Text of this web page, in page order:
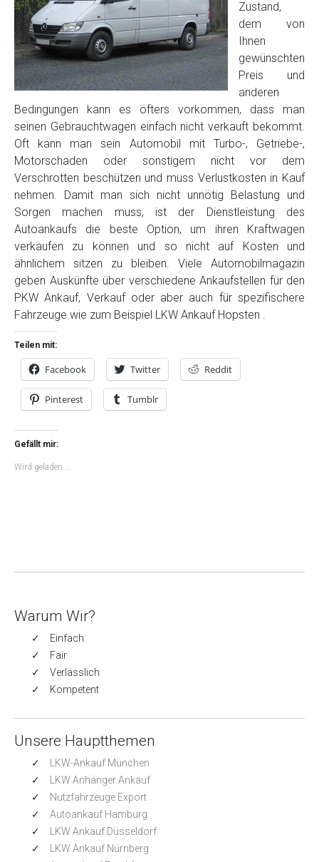
Zustand,
dem von
Ihnen
gewünschten
Preis und
anderen
Bedingungen kann es öfters vorkommen, dass man
seinen Gebrauchtwagen einfach nicht verkauft bekommt.
Oft kann man sein Automobil mit Turbo-, Getriebe-,
Motorschaden oder sonstigem nicht vor dem
Verschrotten beschützen und muss Verlustkosten in Kauf
nehmen. Damit man sich nicht unnötig Belastung und
Sorgen machen muss, ist der Dienstleistung des
Autoankaufs die beste Option, um ihren Kraftwagen
verkaufen zu können und so nicht auf Kosten und
ähnlichem sitzen zu bleiben. Viele Automobilmagazin
geben Auskünfte über verschiedene Ankaufstellen für den
PKW Ankauf, Verkauf oder aber auch für spezifischere
Fahrzeuge wie zum Beispiel LKW Ankauf Hopsten .
Teilen mit:
Facebook Twitter Reddit
Pinterest Tumblr
Gefällt mir:
Wird geladen …
Warum Wir?
Einfach
Fair
Verlässlich
Kompetent
Unsere Hauptthemen
LKW-Ankauf München
LKW Anhänger Ankauf
Nutzfahrzeuge Export
Autoankauf Hamburg
LKW Ankauf Düsseldorf
LKW Ankauf Nürnberg